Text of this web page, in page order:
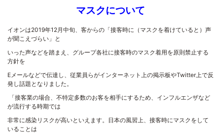
マスクについて
イオンは2019年12月中旬、客からの「接客時に（マスクを着けていると）声
が聞こえづらい」と
いった声などを踏まえ、グループ各社に接客時のマスク着用を原則禁止する
方針を
Eメールなどで伝達し、従業員らがインターネット上の掲示板やTwitter上で反
発し話題となりました。
「接客業の場合、不特定多数のお客を相手にするため、インフルエンザなど
が流行する時期では
非常に感染リスクが高いといえます。日本の風習上、接客時にマスクをして
いることは